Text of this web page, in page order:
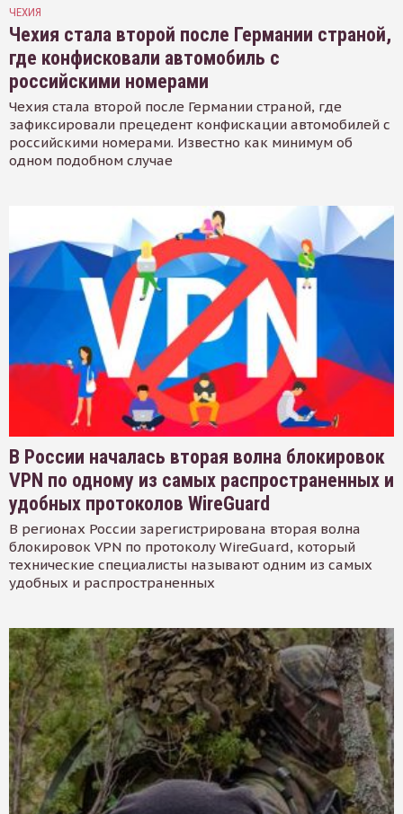
ЧЕХИЯ
Чехия стала второй после Германии страной,
где конфисковали автомобиль с
российскими номерами
Чехия стала второй после Германии страной, где
зафиксировали прецедент конфискации автомобилей с
российскими номерами. Известно как минимум об
одном подобном случае
В России началась вторая волна блокировок
VPN по одному из самых распространенных и
удобных протоколов WireGuard
В регионах России зарегистрирована вторая волна
блокировок VPN по протоколу WireGuard, который
технические специалисты называют одним из самых
удобных и распространенных